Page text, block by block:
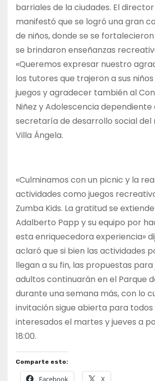
barriales de la ciudades. El
manifestó que se logró una gran
de niños, donde se se
se brindaron enseñanzas
«Queremos expresar nuestro
los tutores que trajeron a sus
juegos y agradecer también al
Niñez y Adolescencia dependiente
secretaría de desarrollo social del
Villa Ángela.
«Culminamos con un picnic y la
actividades como juegos
Zumba Kids. La gratitud se
Adalberto Papp y su equipo por
esta enriquecedora experiencia»
aclaró que si bien las actividades
llegan a su fin, las propuestas
adultos continuarán en el Parque
durante una semana más, con lo
invitación sigue abierta para todos
interesados el martes y jueves a
18:00.
Comparte esto:
Facebook X